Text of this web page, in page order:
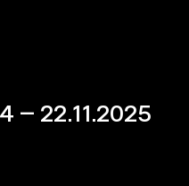
– 22.11.2025